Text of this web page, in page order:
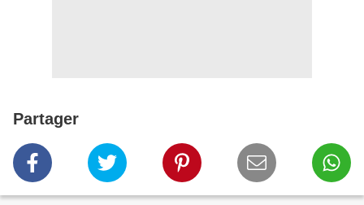
Partager